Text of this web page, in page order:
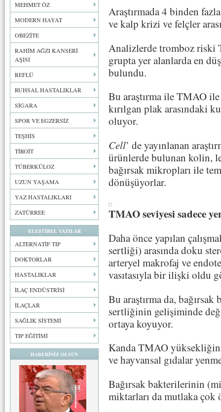
MEHMET ÖZ
MODERN HAYAT
OBEZİTE
RAHİM AĞZI KANSERİ
AŞISI
REFLÜ
RUHSAL HASTALIKLAR
SİGARA
SPOR VE EGZERSİZ
TEŞHİS
TİROİT
TÜBERKÜLOZ
UZUN YAŞAMA
YAZ HASTALIKLARI
ZATÜRREE
ELEŞTİREL YAZILAR
ALTERNATİF TIP
DOKTORLAR
HASTALIKLAR
İLAÇ ENDÜSTRİSİ
İLAÇLAR
SAĞLIK SİSTEMİ
TIP EĞİTİMİ
HABERİNİZ OLSUN
Araştırmada 4 binden
ve kalp krizi ve felçler
Analizlerde tromboz riski
grupta yer alanlarda en
bulundu.
Bu araştırma ile TMAO
kırılgan plak arasındaki
oluyor.
Cell’ de yayınlanan
ürünlerde bulunan kolin,
bağırsak mikropları ile
dönüşüyorlar.
TMAO seviyesi sadece
Daha önce yapılan
sertliği) arasında doku
arteryel makrofaj ve
vasıtasıyla bir ilişki oldu
Bu araştırma da,
sertliğinin gelişiminde
ortaya koyuyor.
Kanda TMAO
ve hayvansal gıdalar
Bağırsak bakterilerinin
miktarları da mutlaka çok